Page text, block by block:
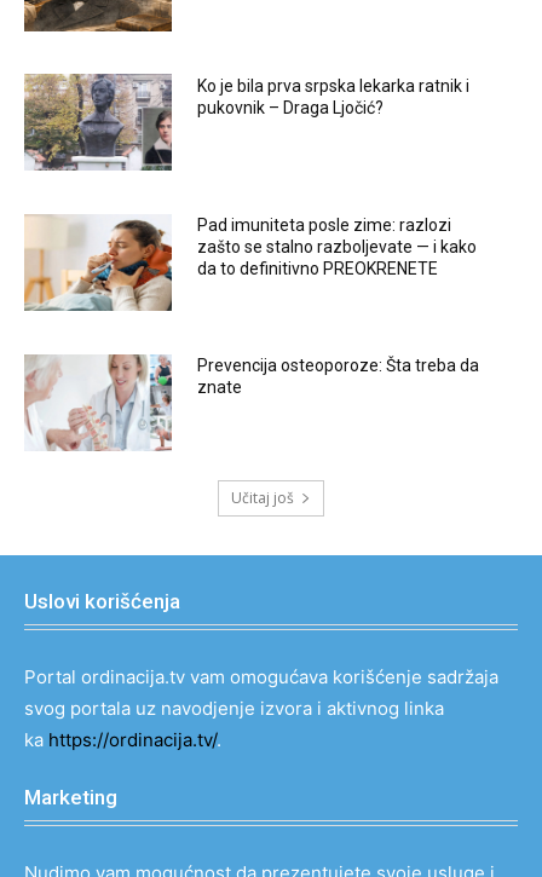
Ko je bila prva srpska lekarka ratnik i
pukovnik – Draga Ljočić?
Pad imuniteta posle zime: razlozi
zašto se stalno razboljevate — i kako
da to definitivno PREOKRENETE
Prevencija osteoporoze: Šta treba da
znate
Učitaj još
Uslovi korišćenja
Portal ordinacija.tv vam omogućava korišćenje sadržaja
svog portala uz navodjenje izvora i aktivnog linka
ka https://ordinacija.tv/.
Marketing